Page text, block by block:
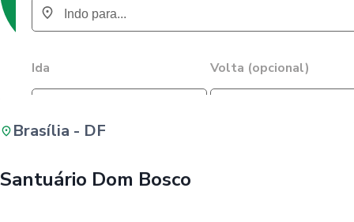
Ida Volta (opcional)
Brasília - DF
Santuário Dom Bosco